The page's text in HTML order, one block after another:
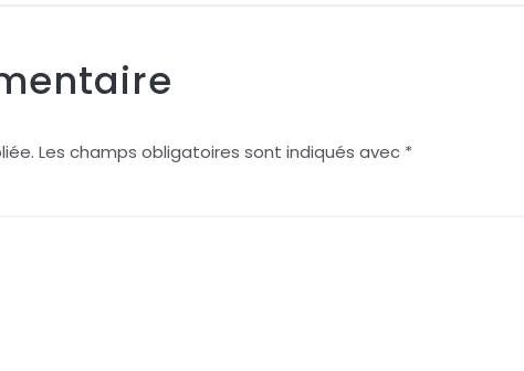
Les champs obligatoires sont indiqués avec *